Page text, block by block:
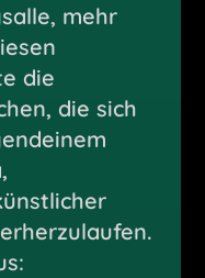
mehr
die
die sich